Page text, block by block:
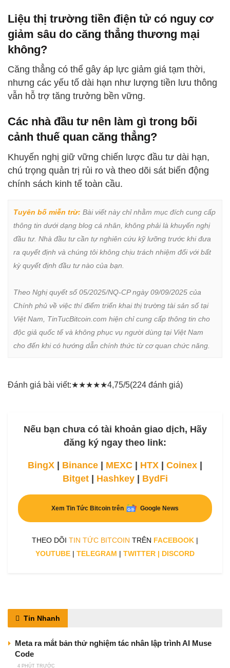
Liệu thị trường tiền điện tử có nguy cơ
giảm sâu do căng thẳng thương mại
không?
Căng thẳng có thể gây áp lực giảm giá tạm thời,
nhưng các yếu tố dài hạn như lượng tiền lưu thông
vẫn hỗ trợ tăng trưởng bền vững.
Các nhà đầu tư nên làm gì trong bối
cảnh thuế quan căng thẳng?
Khuyến nghị giữ vững chiến lược đầu tư dài hạn,
chú trọng quản trị rủi ro và theo dõi sát biến động
chính sách kinh tế toàn cầu.
Tuyên bố miễn trừ: Bài viết này chỉ nhằm mục đích cung cấp
thông tin dưới dạng blog cá nhân, không phải là khuyến nghị
đầu tư. Nhà đầu tư cần tự nghiên cứu kỹ lưỡng trước khi đưa
ra quyết định và chúng tôi không chịu trách nhiệm đối với bất
kỳ quyết định đầu tư nào của bạn.
Theo Nghị quyết số 05/2025/NQ-CP ngày 09/09/2025 của
Chính phủ về việc thí điểm triển khai thị trường tài sản số tại
Việt Nam, TinTucBitcoin.com hiện chỉ cung cấp thông tin cho
độc giả quốc tế và không phục vụ người dùng tại Việt Nam
cho đến khi có hướng dẫn chính thức từ cơ quan chức năng.
Đánh giá bài viết:★★★★★4,75/5(224 đánh giá)
Nếu bạn chưa có tài khoản giao dịch, Hãy
đăng ký ngay theo link:
BingX | Binance | MEXC | HTX | Coinex |
Bitget| Hashkey| BydFi
Xem Tin Tức Bitcoin trên Google News
THEO DÕI TIN TỨC BITCOIN TRÊN FACEBOOK |
YOUTUBE | TELEGRAM | TWITTER | DISCORD
Tin Nhanh
Meta ra mắt bản thử nghiệm tác nhân lập trình AI Muse
Code
4 PHÚT TRƯỚC